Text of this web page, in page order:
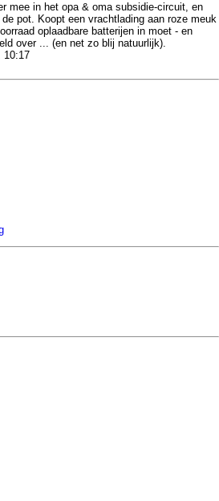
mee in het opa & oma subsidie-circuit, en
pot. Koopt een vrachtlading aan roze meuk
oplaadbare batterijen in moet - en
over ... (en net zo blij natuurlijk).
10:17